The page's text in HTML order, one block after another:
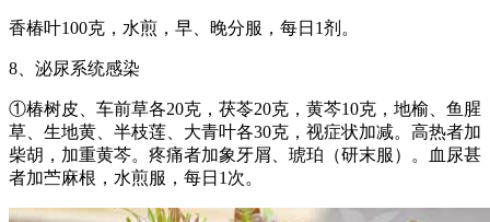
香椿叶100克，水煎，早、晚分服，每日1剂。
8、泌尿系统感染
①椿树皮、车前草各20克，茯苓20克，黄芩10克，地榆、鱼腥
草、生地黄、半枝莲、大青叶各30克，视症状加减。高热者加
柴胡，加重黄芩。疼痛者加象牙屑、琥珀（研末服）。血尿甚
者加苎麻根，水煎服，每日1次。